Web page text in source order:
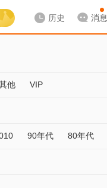
历史 消息
他 VIP
90年代 80年代